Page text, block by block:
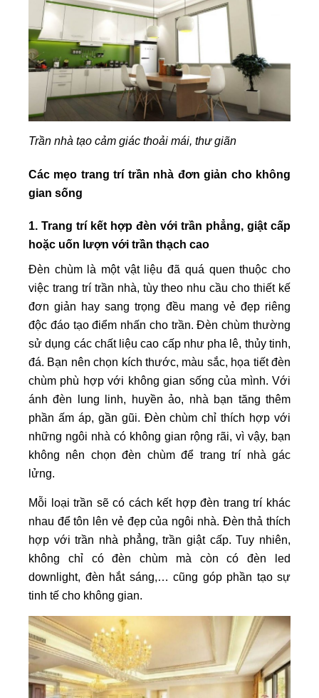
Trần nhà tạo cảm giác thoải mái, thư giãn
Các mẹo trang trí trần nhà đơn giản cho không
gian sống
1. Trang trí kết hợp đèn với trần phẳng, giật cấp
hoặc uốn lượn với trần thạch cao
Đèn chùm là một vật liệu đã quá quen thuộc cho
việc trang trí trần nhà, tùy theo nhu cầu cho thiết kế
đơn giản hay sang trọng đều mang vẻ đẹp riêng
độc đáo tạo điểm nhấn cho trần. Đèn chùm thường
sử dụng các chất liệu cao cấp như pha lê, thủy tinh,
đá. Bạn nên chọn kích thước, màu sắc, họa tiết đèn
chùm phù hợp với không gian sống của mình. Với
ánh đèn lung linh, huyền ảo, nhà bạn tăng thêm
phần ấm áp, gần gũi. Đèn chùm chỉ thích hợp với
những ngôi nhà có không gian rộng rãi, vì vậy, bạn
không nên chọn đèn chùm để trang trí nhà gác
lửng.
Mỗi loại trần sẽ có cách kết hợp đèn trang trí khác
nhau để tôn lên vẻ đẹp của ngôi nhà. Đèn thả thích
hợp với trần nhà phẳng, trần giật cấp. Tuy nhiên,
không chỉ có đèn chùm mà còn có đèn led
downlight, đèn hắt sáng,… cũng góp phần tạo sự
tinh tế cho không gian.